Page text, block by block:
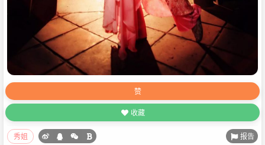
赞
收藏
秀姐 报告